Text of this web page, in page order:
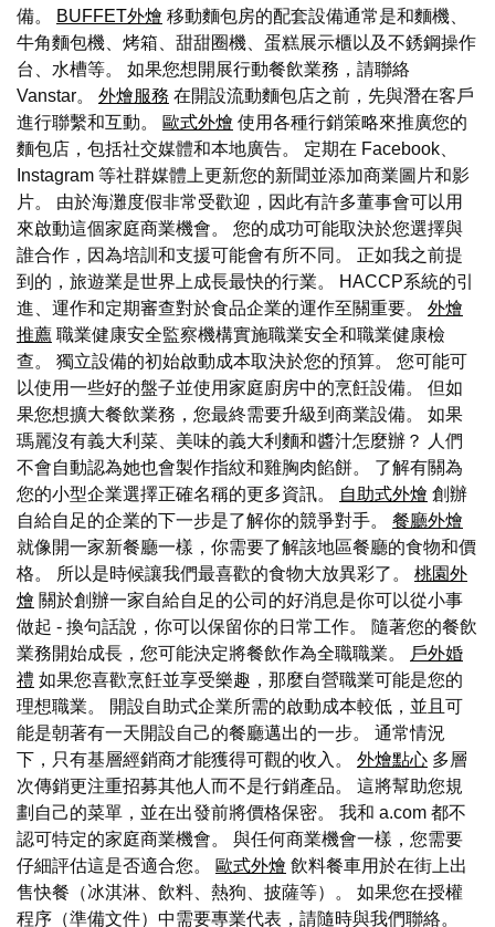
備。
BUFFET外燴 移動麵包房的配套設備通常是和麵機、
牛角麵包機、烤箱、甜甜圈機、蛋糕展示櫃以及不銹鋼操作
台、水槽等。 如果您想開展行動餐飲業務，請聯絡
Vanstar。 外燴服務 在開設流動麵包店之前，先與潛在客戶
進行聯繫和互動。
歐式外燴 使用各種行銷策略來推廣您的
麵包店，包括社交媒體和本地廣告。 定期在 Facebook、
Instagram 等社群媒體上更新您的新聞並添加商業圖片和影
片。 由於海灘度假非常受歡迎，因此有許多董事會可以用
來啟動這個家庭商業機會。 您的成功可能取決於您選擇與
誰合作，因為培訓和支援可能會有所不同。 正如我之前提
到的，旅遊業是世界上成長最快的行業。 HACCP系統的引
進、運作和定期審查對於食品企業的運作至關重要。 外燴
推薦 職業健康安全監察機構實施職業安全和職業健康檢
查。 獨立設備的初始啟動成本取決於您的預算。 您可能可
以使用一些好的盤子並使用家庭廚房中的烹飪設備。 但如
果您想擴大餐飲業務，您最終需要升級到商業設備。 如果
瑪麗沒有義大利菜、美味的義大利麵和醬汁怎麼辦？ 人們
不會自動認為她也會製作指紋和雞胸肉餡餅。 了解有關為
您的小型企業選擇正確名稱的更多資訊。
自助式外燴 創辦
自給自足的企業的下一步是了解你的競爭對手。 餐廳外燴
就像開一家新餐廳一樣，你需要了解該地區餐廳的食物和價
格。 所以是時候讓我們最喜歡的食物大放異彩了。 桃園外
燴 關於創辦一家自給自足的公司的好消息是你可以從小事
做起 - 換句話說，你可以保留你的日常工作。 隨著您的餐飲
業務開始成長，您可能決定將餐飲作為全職職業。
戶外婚
禮 如果您喜歡烹飪並享受樂趣，那麼自營職業可能是您的
理想職業。 開設自助式企業所需的啟動成本較低，並且可
能是朝著有一天開設自己的餐廳邁出的一步。 通常情況
下，只有基層經銷商才能獲得可觀的收入。 外燴點心 多層
次傳銷更注重招募其他人而不是行銷產品。 這將幫助您規
劃自己的菜單，並在出發前將價格保密。 我和 a.com 都不
認可特定的家庭商業機會。 與任何商業機會一樣，您需要
仔細評估這是否適合您。
歐式外燴 飲料餐車用於在街上出
售快餐（冰淇淋、飲料、熱狗、披薩等）。 如果您在授權
程序（準備文件）中需要專業代表，請隨時與我們聯絡。